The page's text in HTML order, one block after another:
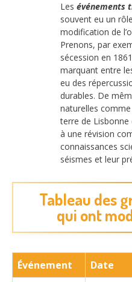
Les événements
souvent eu un
modification de
Prenons, par
sécession en
marquant entre
eu des
durables. De
naturelles
terre de
à une révision
connaissances
séismes et leur
Tableau des
qui ont
Événement Date